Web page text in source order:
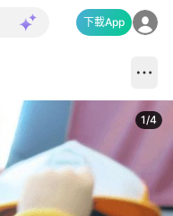
下載App
1/4